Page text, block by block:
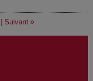
| Suivant »